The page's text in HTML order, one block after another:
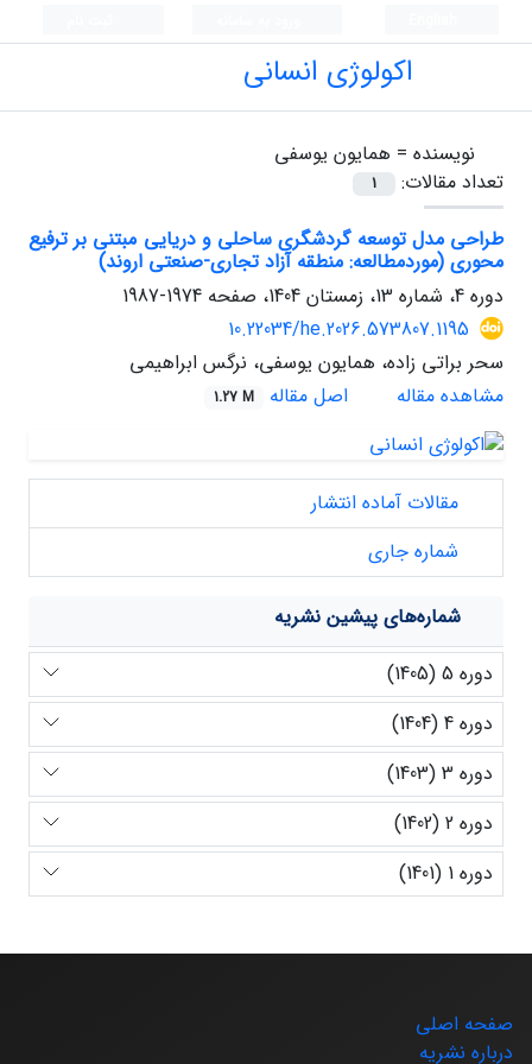
اکولوژی انسانی
نویسنده = همایون یوسفی
تعداد مقالات:
1
طراحی مدل توسعه گردشگری ساحلی و دریایی مبتنی بر ترفیع
محوری (موردمطالعه: منطقه آزاد تجاری-صنعتی اروند)
دوره 4، شماره 13، زمستان 1404، صفحه
1974-1987
10.22034/he.2026.573807.1195
سحر براتی زاده، همایون یوسفی، نرگس ابراهیمی
مشاهده مقاله
اصل مقاله 1.27 M
مقالات آماده انتشار
شماره جاری
شماره‌های پیشین نشریه
دوره 5 (1405)
دوره 4 (1404)
دوره 3 (1403)
دوره 2 (1402)
دوره 1 (1401)
صفحه اصلی
درباره نشریه